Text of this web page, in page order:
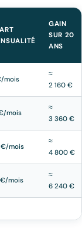
GAIN
SUR 20
ANS
mois
≈
2 160 €
mois
≈
3 360 €
mois
≈
4 800 €
mois
≈
6 240 €